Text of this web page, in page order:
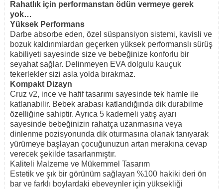
Rahatlık için performanstan ödün vermeye gerek
yok…
Yüksek Performans
Darbe absorbe eden, özel süspansiyon sistemi, kavisli ve
bozuk kaldırımlardan geçerken yüksek performanslı sürüş
kabiliyeti sayesinde size ve bebeğinize konforlu bir
seyahat sağlar. Delinmeyen EVA dolgulu kauçuk
tekerlekler sizi asla yolda bırakmaz.
Kompakt Dizayn
Cruz v2, ince ve hafif tasarımı sayesinde tek hamle ile
katlanabilir. Bebek arabası katlandığında dik durabilme
özelliğine sahiptir. Ayrıca 5 kademeli yatış ayarı
sayesinde bebeğinizin rahatça uzanmasına veya
dinlenme pozisyonunda dik oturmasına olanak tanıyarak
yürümeye başlayan çocuğunuzun artan merakına cevap
verecek şekilde tasarlanmıştır.
Kaliteli Malzeme ve Mükemmel Tasarım
Estetik ve şık bir görünüm sağlayan %100 hakiki deri ön
bar ve farklı boylardaki ebeveynler için yüksekliği